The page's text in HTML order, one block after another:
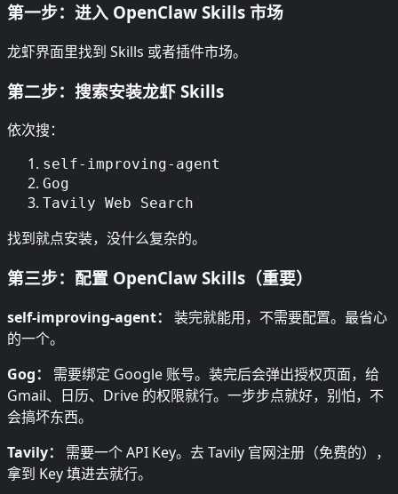
第一步：进入 OpenClaw Skills 市场
龙虾界面里找到 Skills 或者插件市场。
第二步：搜索安装龙虾 Skills
依次搜：
self-improving-agent
Gog
Tavily Web Search
找到就点安装，没什么复杂的。
第三步：配置 OpenClaw Skills（重要）
self-improving-agent：
装完就能用，不需要配置。最省心
的一个。
Gog：
需要绑定 Google 账号。装完后会弹出授权页面，给
Gmail、日历、Drive 的权限就行。一步步点就好，别怕，不
会搞坏东西。
Tavily：
需要一个 API Key。去 Tavily 官网注册（免费的），
拿到 Key 填进去就行。